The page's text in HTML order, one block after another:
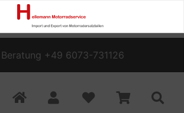
Beratung +49 6073-731126